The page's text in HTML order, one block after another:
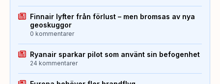
Finnair lyfter från förlust – men bromsas av nya
geoskuggor
0 kommentarer
Ryanair sparkar pilot som använt sin befogenhet
24 kommentarer